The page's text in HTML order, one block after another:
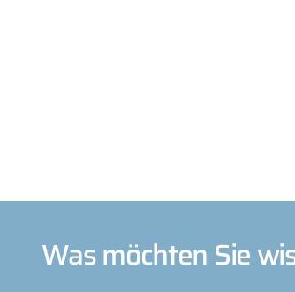
Was möchten Sie